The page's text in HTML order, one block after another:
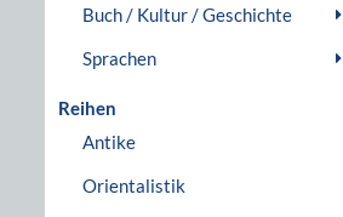
Buch / Kultur / Geschichte
Sprachen
Reihen
Antike
Orientalistik